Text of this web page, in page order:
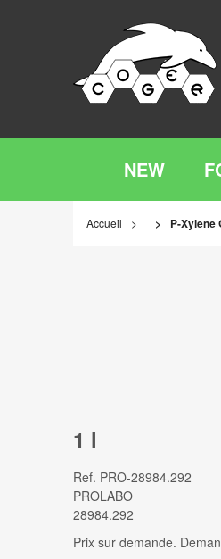
NEW
Accueil P-Xylene
1 l
Ref. PRO-28984.292
PROLABO
28984.292
Prix sur demande.